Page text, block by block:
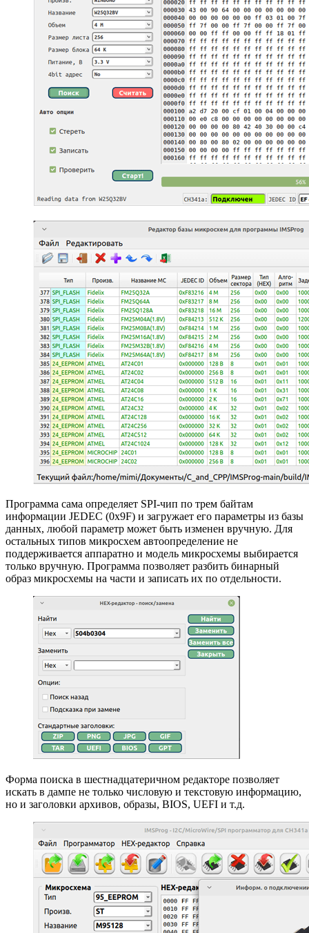
Программа сама определяет SPI-чип по трем байтам
информации JEDEC (0x9F) и загружает его параметры из базы
данных, любой параметр может быть изменен вручную. Для
остальных типов микросхем автоопределение не
поддерживается аппаратно и модель микросхемы выбирается
только вручную. Программа позволяет разбить бинарный
образ микросхемы на части и записать их по отдельности.
Форма поиска в шестнадцатеричном редакторе позволяет
искать в дампе не только числовую и текстовую информацию,
но и заголовки архивов, образы, BIOS, UEFI и т.д.